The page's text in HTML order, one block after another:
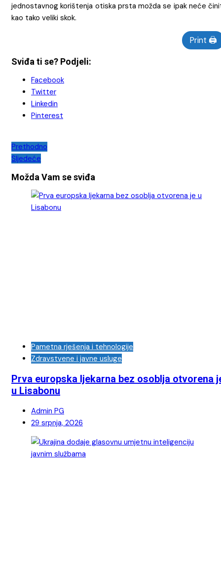
jednostavnog korištenja otiska prsta možda se ipak neće
kao tako veliki skok.
Print 🖨
Sviđa ti se? Podjeli:
Facebook
Twitter
Linkedin
Pinterest
Navigacija
objava
Prethodno
Sljedeće
Možda Vam se sviđa
Pametna rješenja i tehnologije
Zdravstvene i javne usluge
Prva europska ljekarna bez osoblja otvorena
u Lisabonu
Admin PG
29 srpnja, 2026